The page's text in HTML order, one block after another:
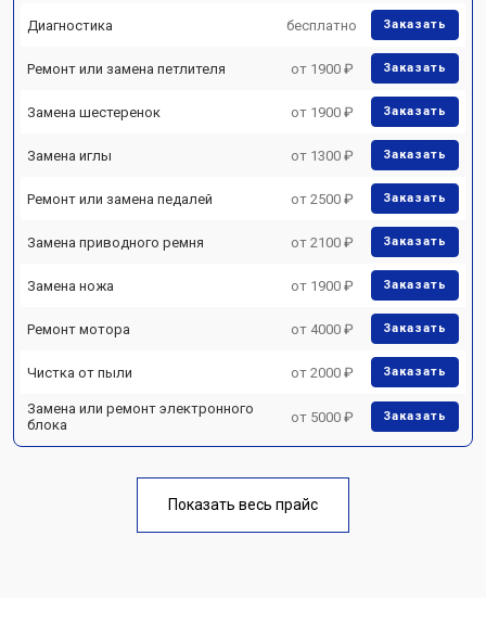
Диагностика бесплатно Заказать
Ремонт или замена петлителя от 1900 ₽ Заказать
Замена шестеренок от 1900 ₽ Заказать
Замена иглы от 1300 ₽ Заказать
Ремонт или замена педалей от 2500 ₽ Заказать
Замена приводного ремня от 2100 ₽ Заказать
Замена ножа от 1900 ₽ Заказать
Ремонт мотора от 4000 ₽ Заказать
Чистка от пыли от 2000 ₽ Заказать
Замена или ремонт электронного
блока
от 5000 ₽ Заказать
Показать весь прайс